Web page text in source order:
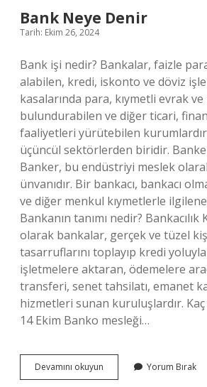
Bank Neye Denir
Tarih: Ekim 26, 2024
Bank işi nedir? Bankalar, faizle
alabilen, kredi, iskonto ve döviz
kasalarında para, kıymetli evrak ve
bulundurabilen ve diğer ticari,
faaliyetleri yürütebilen
üçüncül sektörlerden biridir.
Banker, bu endüstriyi meslek
ünvanıdır. Bir bankacı, bankacı
ve diğer menkul kıymetlerle
Bankanın tanımı nedir? Bankacılık
olarak bankalar, gerçek ve tüzel
tasarruflarını toplayıp kredi
işletmelere aktaran, ödemelere
transferi, senet tahsilatı, emanet
hizmetleri sunan kuruluşlardır.
14 Ekim Banko mesleği…
Devamını okuyun
Neye
Yorum Bırak